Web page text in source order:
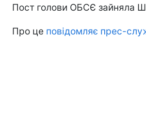
Пост голови ОБСЄ зайняла
Про це повідомляє прес-